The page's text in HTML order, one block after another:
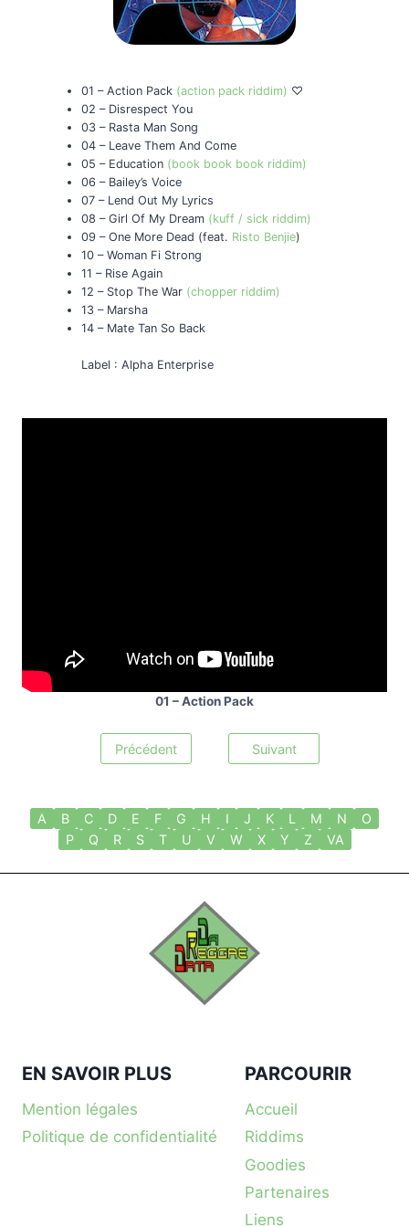
01 – Action Pack (action pack riddim) ♡
02 – Disrespect You
03 – Rasta Man Song
04 – Leave Them And Come
05 – Education (book book book riddim)
06 – Bailey’s Voice
07 – Lend Out My Lyrics
08 – Girl Of My Dream (kuff / sick riddim)
09 – One More Dead (feat. Risto Benjie)
10 – Woman Fi Strong
11 – Rise Again
12 – Stop The War (chopper riddim)
13 – Marsha
14 – Mate Tan So Back
Label : Alpha Enterprise
01 – Action Pack
Précédent Suivant
A B C D E F G H I J K L M N
O
P
Q R S T U V W X Y Z VA
EN SAVOIR PLUS
Mention légales
Politique de confidentialité
PARCOURIR
Accueil
Riddims
Goodies
Partenaires
Liens